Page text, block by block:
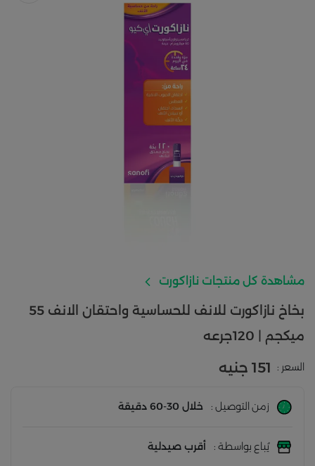
مشاهدة كل منتجات نازاكورت
بخاخ نازاكورت للانف للحساسية واحتقان الانف 55
ميكجم | 120جرعه
السعر : 151 جنيه
زمن التوصيل : خلال 30-60 دقيقة
يُباع بواسطة : أقرب صيدلية